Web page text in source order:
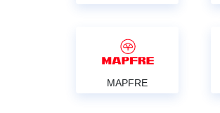
MAPFRE